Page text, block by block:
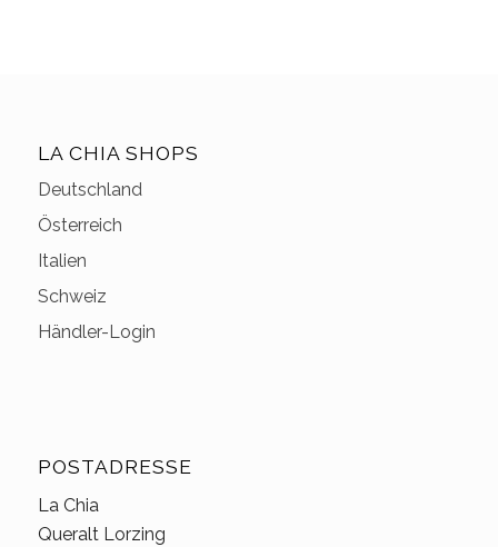
LA CHIA SHOPS
Deutschland
Österreich
Italien
Schweiz
Händler-Login
POSTADRESSE
La Chia
Queralt Lorzing